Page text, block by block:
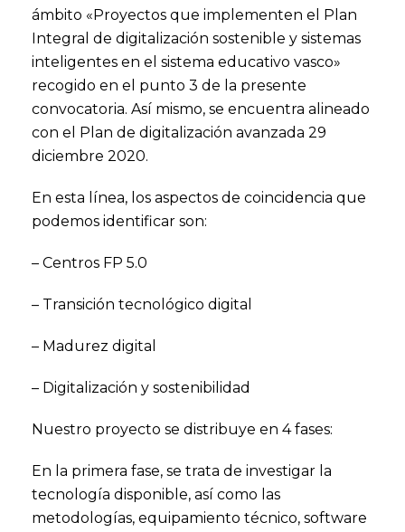
ámbito «Proyectos que implementen el Plan
Integral de digitalización sostenible y sistemas
inteligentes en el sistema educativo vasco»
recogido en el punto 3 de la presente
convocatoria. Así mismo, se encuentra alineado
con el Plan de digitalización avanzada 29
diciembre 2020.
En esta línea, los aspectos de coincidencia que
podemos identificar son:
– Centros FP 5.0
– Transición tecnológico digital
– Madurez digital
– Digitalización y sostenibilidad
Nuestro proyecto se distribuye en 4 fases:
En la primera fase, se trata de investigar la
tecnología disponible, así como las
metodologías, equipamiento técnico, software